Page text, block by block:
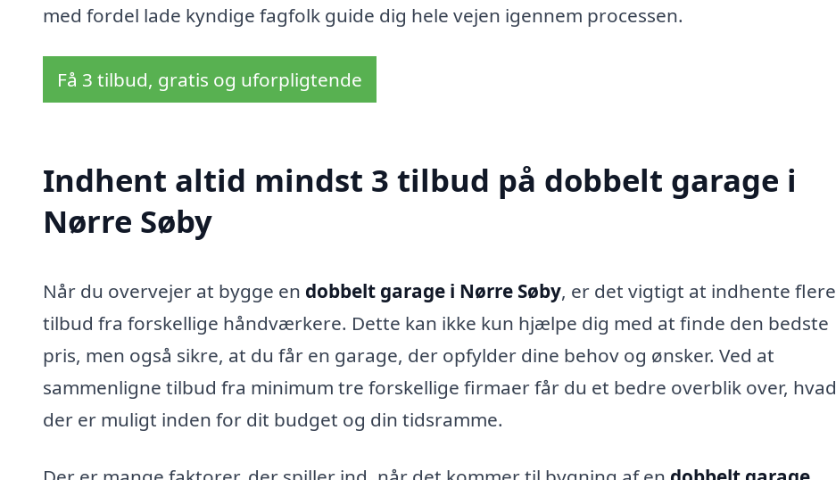
med fordel lade kyndige fagfolk guide dig hele vejen igennem processen.
Få 3 tilbud, gratis og uforpligtende
Indhent altid mindst 3 tilbud på dobbelt garage i
Nørre Søby
Når du overvejer at bygge en dobbelt garage i Nørre Søby, er det vigtigt at indhente flere
tilbud fra forskellige håndværkere. Dette kan ikke kun hjælpe dig med at finde den bedste
pris, men også sikre, at du får en garage, der opfylder dine behov og ønsker. Ved at
sammenligne tilbud fra minimum tre forskellige firmaer får du et bedre overblik over, hvad
der er muligt inden for dit budget og din tidsramme.